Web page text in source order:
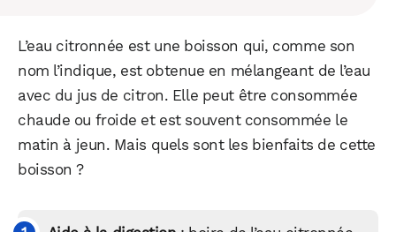
L’eau citronnée est une boisson qui, comme son
nom l’indique, est obtenue en mélangeant de l’eau
avec du jus de citron. Elle peut être consommée
chaude ou froide et est souvent consommée le
matin à jeun. Mais quels sont les bienfaits de cette
boisson ?